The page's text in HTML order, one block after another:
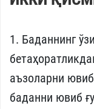
1. Баданнинг
аъзоларни
баданни ювиб